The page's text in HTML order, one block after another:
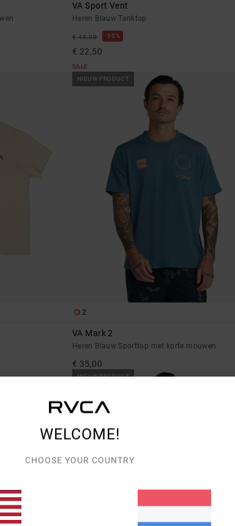
VA Sport Vent
Heren Blauw Tanktop
€ 45,00 50%
€ 22,50
SALE
NIEUW PRODUCT
2
VA Mark 2
Heren Blauw Sporttop met korte mouwen
€ 35,00
NIEUW PRODUCT
WELCOME!
CHOOSE YOUR COUNTRY